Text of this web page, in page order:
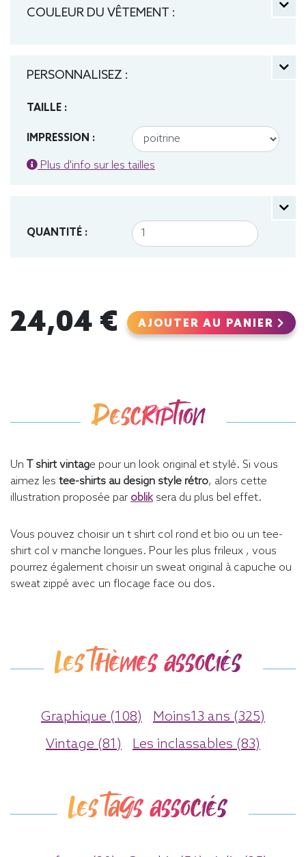
COULEUR DU VÊTEMENT :
PERSONNALISEZ :
TAILLE :
IMPRESSION :
Plus d'info sur les tailles
QUANTITÉ :
24,04 € AJOUTER AU PANIER
Description
Un T shirt vintage pour un look original et stylé. Si vous
aimez les tee-shirts au design style rétro, alors cette
illustration proposée par oblik sera du plus bel effet.
Vous pouvez choisir un t shirt col rond et bio ou un tee-
shirt col v manche longues. Pour les plus frileux , vous
pourrez également choisir un sweat original à capuche ou
sweat zippé avec un flocage face ou dos.
Les thèmes associés
Graphique (108)
Moins13 ans (325)
Vintage (81)
Les inclassables (83)
Les tags associés